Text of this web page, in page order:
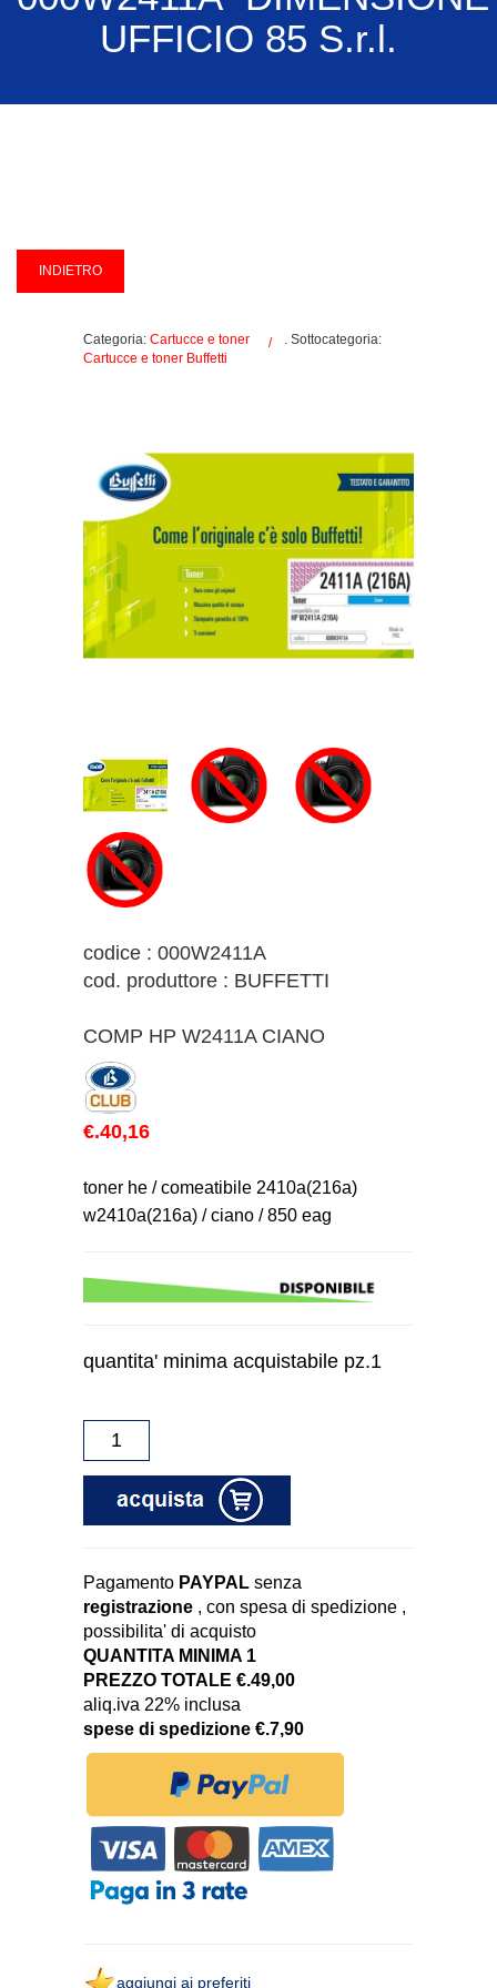
UFFICIO 85 S.r.l.
Categoria: Cartucce e toner
. Sottocategoria:
Cartucce e toner Buffetti
codice : 000W2411A
cod. produttore : BUFFETTI
COMP HP W2411A CIANO
€.40,16
toner he / comeatibile 2410a(216a)
w2410a(216a) / ciano / 850 eag
quantita' minima acquistabile pz.1
Pagamento PAYPAL senza
registrazione , con spesa di spedizione ,
possibilita' di acquisto
QUANTITA MINIMA 1
PREZZO TOTALE €.49,00
aliq.iva 22% inclusa
spese di spedizione €.7,90
aggiungi ai preferiti